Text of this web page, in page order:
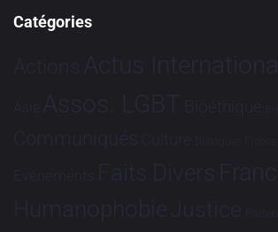
Catégories
Actions Actus
Asie Assos. LGBT Bioéthique
Communiqués Culture Dialogues France-
Evénements Faits Divers
HumanophobieJustice